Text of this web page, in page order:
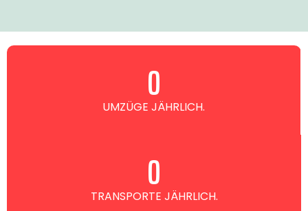
UMZÜGE JÄHRLICH.
0
TRANSPORTE JÄHRLICH.
0